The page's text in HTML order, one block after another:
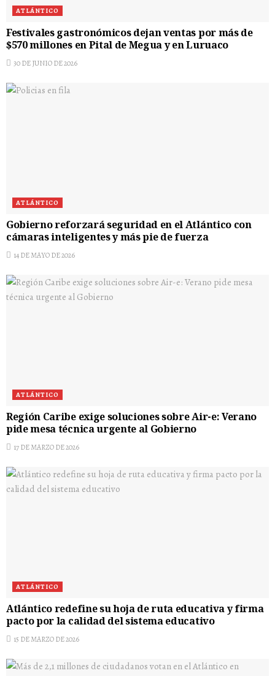
ATLÁNTICO
Festivales gastronómicos dejan ventas por más de
$570 millones en Pital de Megua y en Luruaco
30 DE JUNIO DE 2026
ATLÁNTICO
Gobierno reforzará seguridad en el Atlántico con
cámaras inteligentes y más pie de fuerza
14 DE MAYO DE 2026
ATLÁNTICO
Región Caribe exige soluciones sobre Air-e: Verano
pide mesa técnica urgente al Gobierno
17 DE MARZO DE 2026
ATLÁNTICO
Atlántico redefine su hoja de ruta educativa y firma
pacto por la calidad del sistema educativo
15 DE MARZO DE 2026